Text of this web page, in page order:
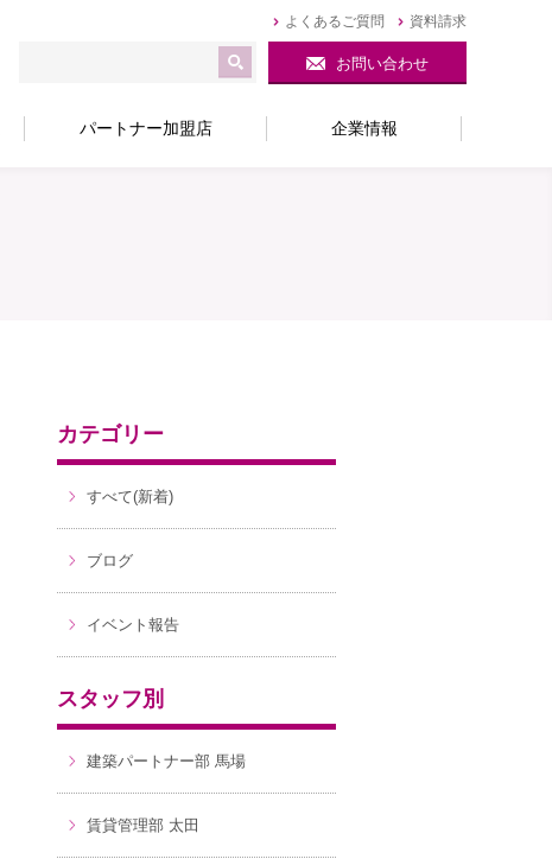
資料請求
よくあるご質問
お問い合わせ
パートナー加盟店 企業情報
カテゴリー
すべて(新着)
ブログ
イベント報告
スタッフ別
建築パートナー部 馬場
賃貸管理部 太田